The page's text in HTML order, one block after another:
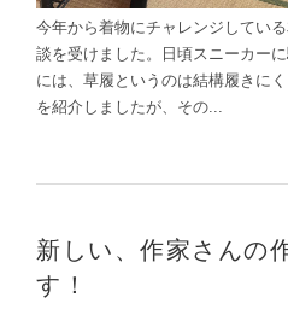
今年から着物にチャレンジしてい
談を受けました。日頃スニーカー
には、草履というのは結構履きに
を紹介しましたが、その...
新しい、作家さんの
す！